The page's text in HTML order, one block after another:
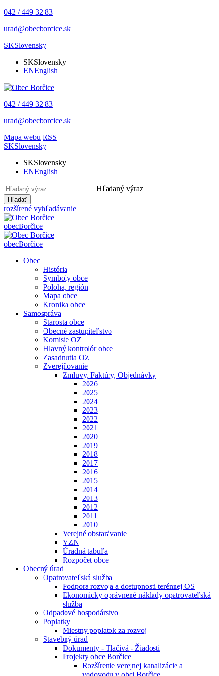
042 / 449 32 83
urad@obecborcice.sk
SKSlovensky
SKSlovensky
ENEnglish
042 / 449 32 83
urad@obecborcice.sk
Mapa webu RSS
SKSlovensky
SKSlovensky
ENEnglish
Hľadaný výraz
Hľadať
rozšírené vyhľadávanie
obecBorčice
obecBorčice
Obec
História
Symboly obce
Poloha, región
Mapa obce
Kronika obce
Samospráva
Starosta obce
Obecné zastupiteľstvo
Komisie OZ
Hlavný kontrolór obce
Zasadnutia OZ
Zverejňovanie
Zmluvy, Faktúry, Objednávky
2026
2025
2024
2023
2022
2021
2020
2019
2018
2017
2016
2015
2014
2013
2012
2011
2010
Verejné obstarávanie
VZN
Úradná tabuľa
Rozpočet obce
Obecný úrad
Opatrovateľská služba
Podpora rozvoja a dostupnosti terénnej OS
Ekonomicky oprávnené náklady opatrovateľská
služba
Odpadové hospodárstvo
Poplatky
Miestny poplatok za rozvoj
Stavebný úrad
Dokumenty - Tlačivá - Žiadosti
Projekty obce Borčice
Rozšírenie verejnej kanalizácie a
vodovodu v obci Borčice